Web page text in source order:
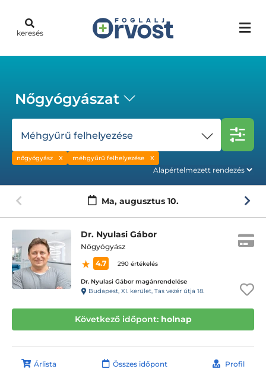
keresés
Nőgyógyászat
Méhgyűrű felhelyezése
nőgyógyász méhgyűrű felhelyezése
Ma, augusztus 10.
Dr. Nyulasi Gábor
Nőgyógyász
4.7
290 értékelés
Dr. Nyulasi Gábor magánrendelése
Budapest, XI. kerület, Tas vezér útja 18.
Következő időpont: holnap
Árlista Összes időpont Profil